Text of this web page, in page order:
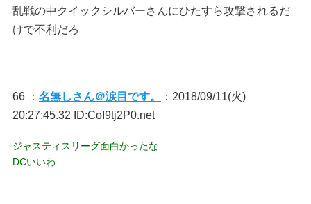
乱戦の中クイックシルバーさんにひたすら攻撃されるだ
けで不利だろ
66 ： 名無しさん＠涙目です。
：2018/09/11(火)
20:27:45.32 ID:CoI9tj2P0.net
ジャスティスリーグ面白かったな
DCいいわ